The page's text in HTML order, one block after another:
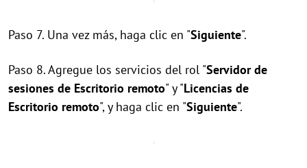
Paso 7. Una vez más, haga clic en "Siguiente".
Paso 8. Agregue los servicios del rol "Servidor de
sesiones de Escritorio remoto" y "Licencias de
Escritorio remoto", y haga clic en "Siguiente".